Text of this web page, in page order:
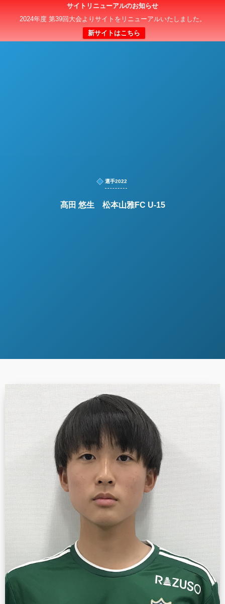
サイトリニューアルのお知らせ
2024年度 第39回大会よりサイトをリニューアルいたしました。
新サイトはこちら
日本クラブユースサッカー選手権（U-15）大会
選手2022
髙田 悠生 松本山雅FC U-15